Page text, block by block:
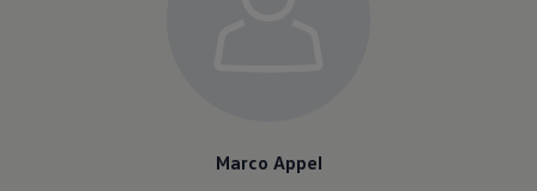
Marco Appel